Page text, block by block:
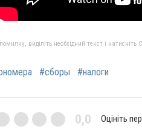
виділіть необхідний текст і
#сборы #налоги
0,0 Оцініть